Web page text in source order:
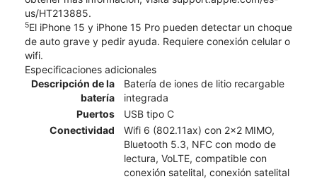
us/HT213885.
5El iPhone 15 y iPhone 15 Pro pueden detectar un choque
de auto grave y pedir ayuda. Requiere conexión celular o
wifi.
Especificaciones adicionales
Descripción de la
batería
Batería de iones de litio recargable
integrada
Puertos
USB tipo C
Conectividad
Wifi 6 (802.11ax) con 2x2 MIMO,
Bluetooth 5.3, NFC con modo de
lectura, VoLTE, compatible con
conexión satelital, conexión satelital